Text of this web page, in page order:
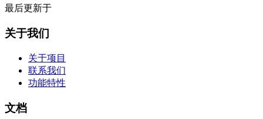
最后更新于
关于我们
关于项目
联系我们
功能特性
文档